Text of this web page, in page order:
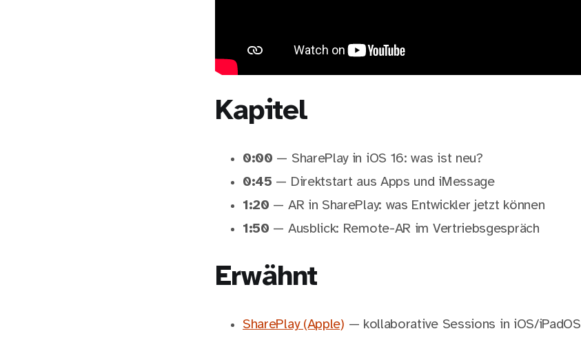
Kapitel
0:00 — SharePlay in iOS 16: was ist neu?
0:45 — Direktstart aus Apps und iMessage
1:20 — AR in SharePlay: was Entwickler jetzt können
1:50 — Ausblick: Remote-AR im Vertriebsgespräch
Erwähnt
SharePlay (Apple) — kollaborative Sessions in iOS/iPadOS